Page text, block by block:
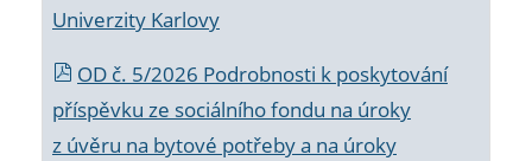
Univerzity Karlovy
OD č. 5/2026 Podrobnosti k poskytování
příspěvku ze sociálního fondu na úroky
z úvěru na bytové potřeby a na úroky